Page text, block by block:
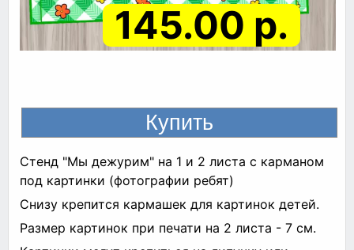
145.00 р.
Стенд "Мы дежурим" на 1 и 2 листа с карманом
под картинки (фотографии ребят)
Снизу крепится кармашек для картинок детей.
Размер картинок при печати на 2 листа - 7 см.